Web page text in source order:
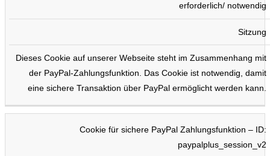
erforderlich/ notwendig
Sitzung
Dieses Cookie auf unserer Webseite steht im Zusammenhang mit
der PayPal-Zahlungsfunktion. Das Cookie ist notwendig, damit
eine sichere Transaktion über PayPal ermöglicht werden kann.
Cookie für sichere PayPal Zahlungsfunktion – ID:
paypalplus_session_v2